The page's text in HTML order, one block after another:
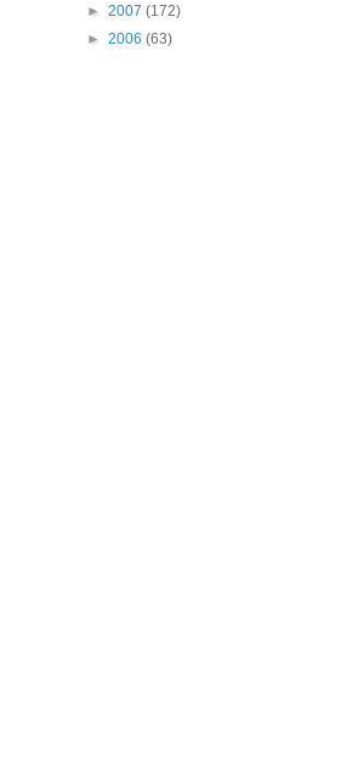
► 2007 (172)
► 2006 (63)